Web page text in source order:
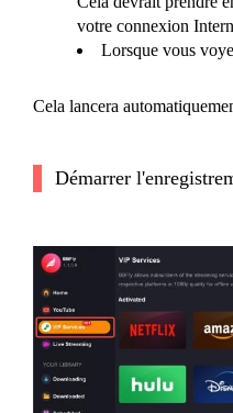
votre connexion
Lorsque vous
Cela lancera
Démarrer